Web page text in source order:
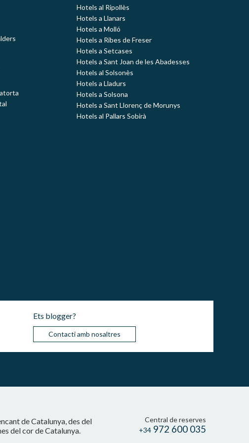
Hotels al Ripollès
Hotels a Llanars
Hotels a Molló
Hotels a Ribes de Freser
Hotels a Setcases
Hotels a Sant Joan de les Abadesses
Hotels al Solsonès
Hotels a Lladurs
Hotels a Solsona
Hotels a Sant Llorenç de Morunys
Hotels al Pallars Sobirà
Ets blogger?
Contacti amb nosaltres
de Catalunya, des del
del cor de Catalunya.
Central de reserves
+34 972 600 035